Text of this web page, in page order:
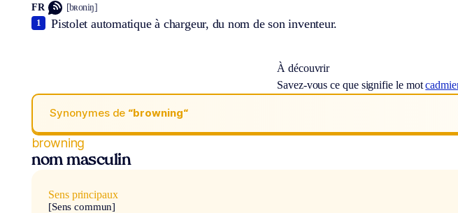
FR [bʀoniŋ]
Pistolet automatique à chargeur, du nom de son inventeur.
1
À découvrir
Savez-vous ce que signifie le mot
Synonymes de “browning“
browning
nom masculin
Sens principaux
[Sens commun]